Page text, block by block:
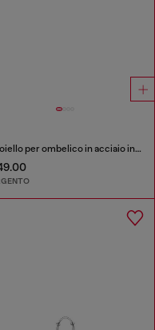
Gioiello per ombelico in acciaio inox